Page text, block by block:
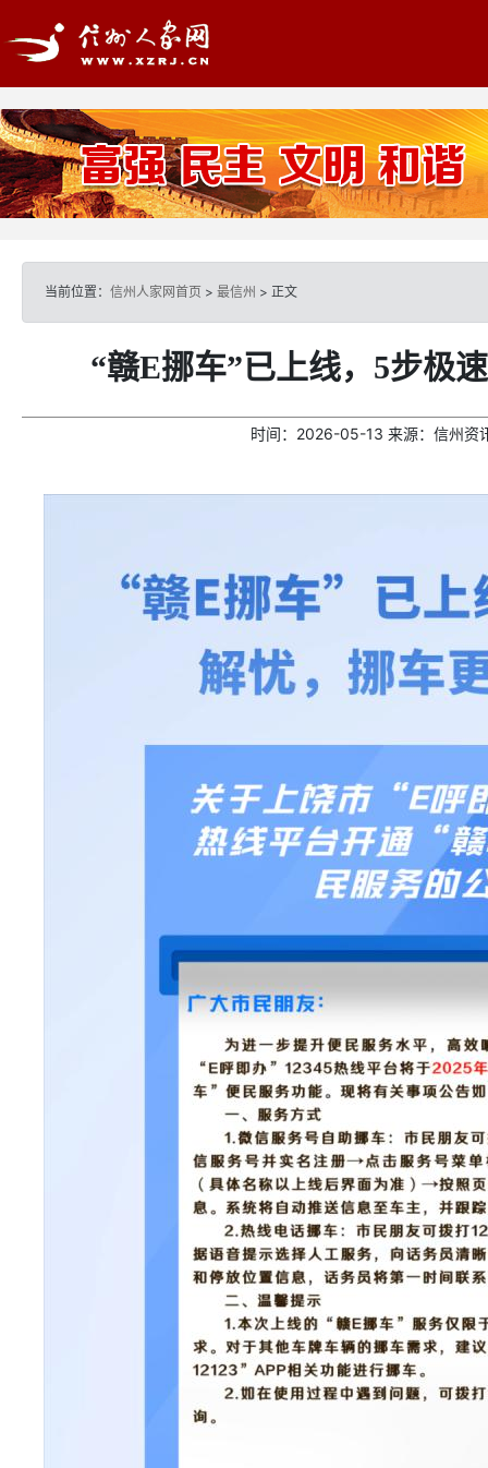
当前位置： 信州人家网首页 > 最信州 > 正文
“赣E挪车”已上线，5步极
时间： 2026-05-13 来源： 信州资